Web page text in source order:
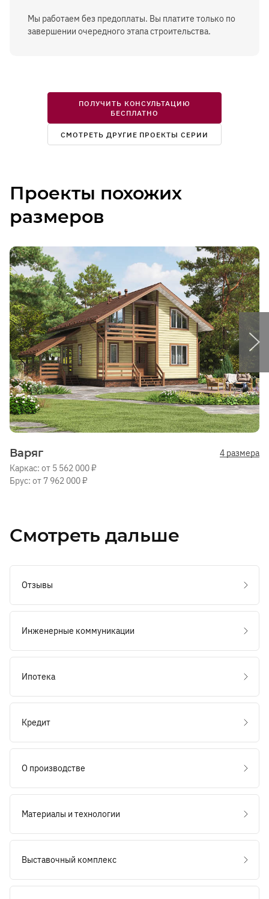
Мы работаем без предоплаты. Вы платите только по
завершении очередного этапа строительства.
ПОЛУЧИТЬ КОНСУЛЬТАЦИЮ
БЕСПЛАТНО
СМОТРЕТЬ ДРУГИЕ ПРОЕКТЫ СЕРИИ
Проекты похожих
размеров
Варяг
4 размера
Каркас: от 5 562 000 ₽
Брус: от 7 962 000 ₽
Смотреть дальше
Отзывы
Инженерные коммуникации
Ипотека
Кредит
О производстве
Материалы и технологии
Выставочный комплекс